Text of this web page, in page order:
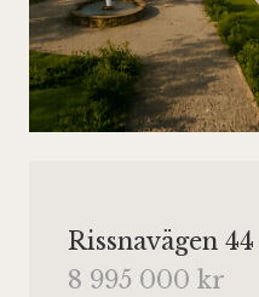
Rissnavägen 44
8 995 000 kr